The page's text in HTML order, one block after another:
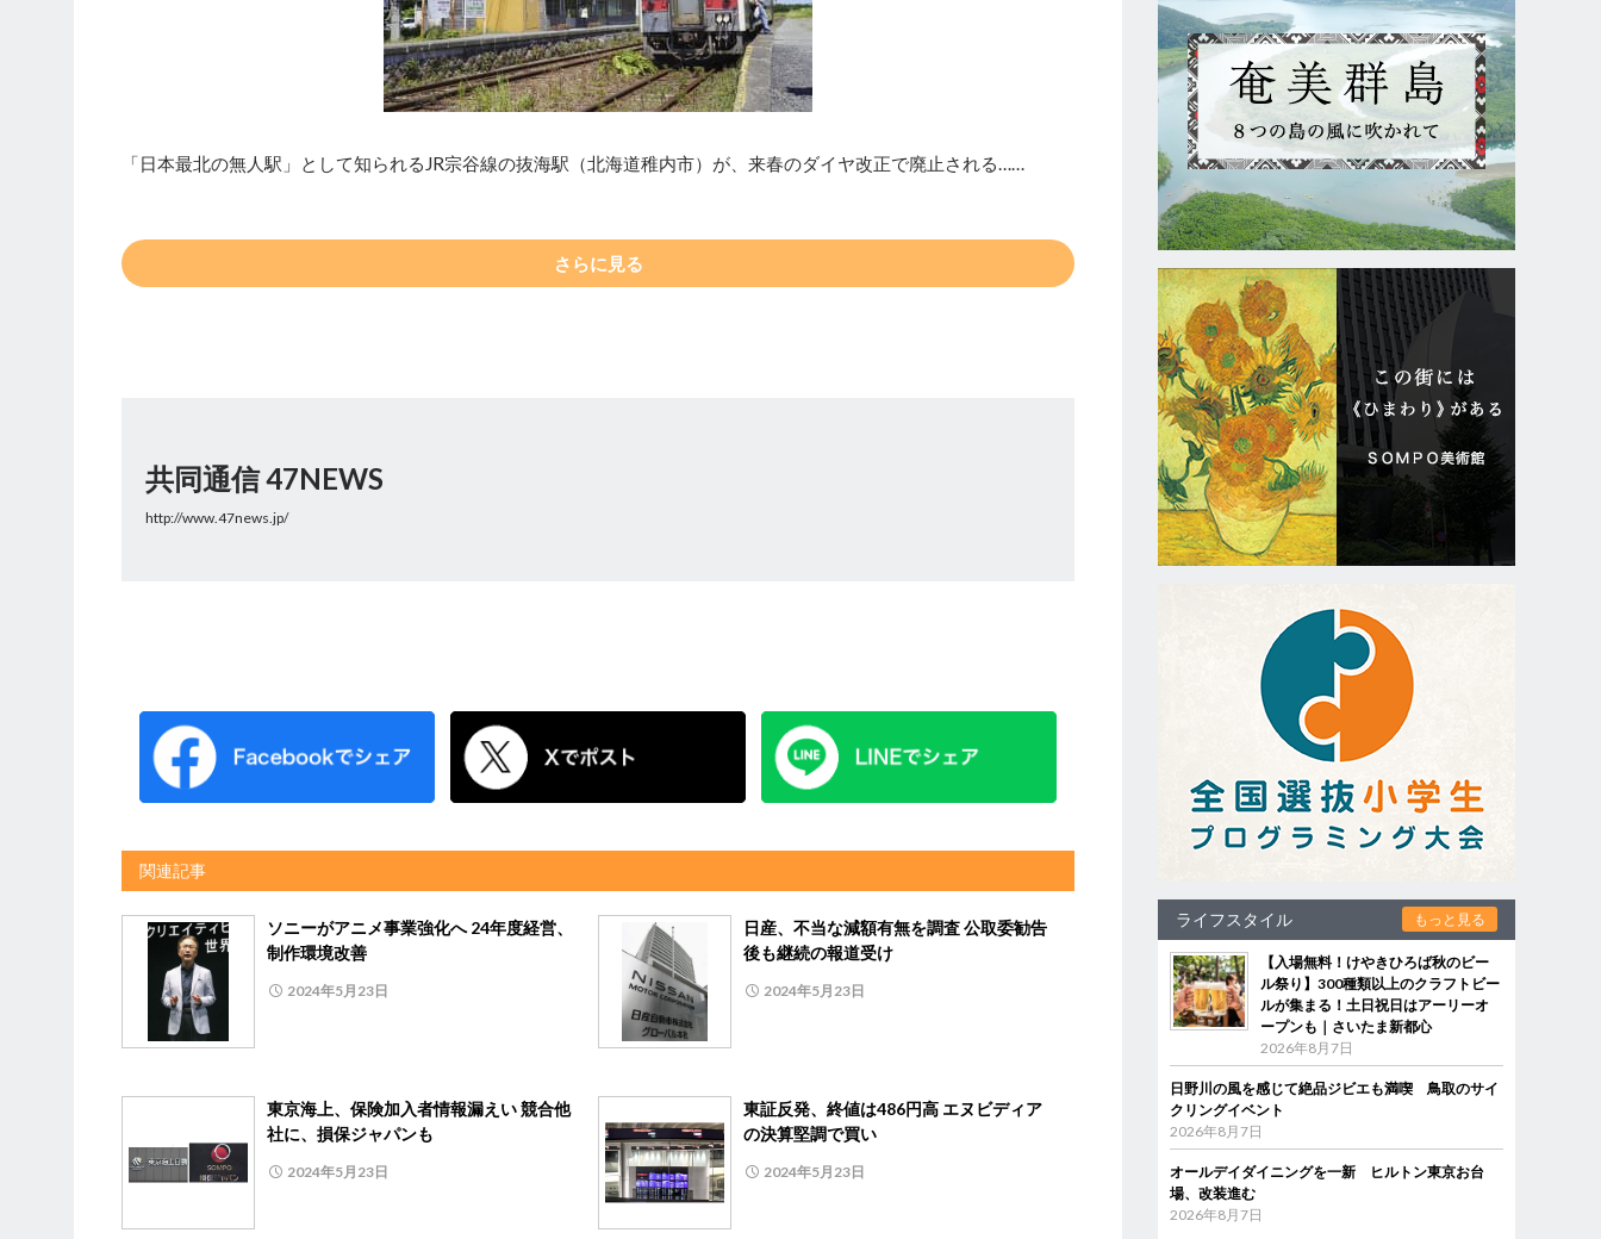
「日本最北の無人駅」として知られるJR宗谷線の抜海駅（北海道稚内市）が、来春のダイヤ改正で廃止される……
さらに見る
共同通信 47NEWS
http://www.47news.jp/
関連記事
ソニーがアニメ事業強化へ 24年度経営、
制作環境改善
2024年5月23日
日産、不当な減額有無を調査 公取委勧告
後も継続の報道受け
2024年5月23日
東京海上、保険加入者情報漏えい 競合他
社に、損保ジャパンも
2024年5月23日
東証反発、終値は486円高 エヌビディア
の決算堅調で買い
2024年5月23日
ライフスタイル もっと見る
【入場無料！けやきひろば秋のビー
ル祭り】300種類以上のクラフトビー
ルが集まる！土日祝日はアーリーオ
ープンも｜さいたま新都心
2026年8月7日
日野川の風を感じて絶品ジビエも満喫 鳥取のサイ
クリングイベント
2026年8月7日
オールデイダイニングを一新 ヒルトン東京お台
場、改装進む
2026年8月7日